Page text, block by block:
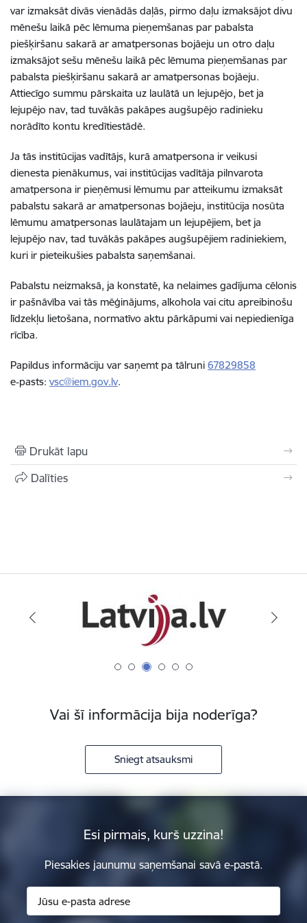
var izmaksāt divās vienādās daļās, pirmo daļu izmaksājot divu
mēnešu laikā pēc lēmuma pieņemšanas par pabalsta
piešķiršanu sakarā ar amatpersonas bojāeju un otro daļu
izmaksājot sešu mēnešu laikā pēc lēmuma pieņemšanas par
pabalsta piešķiršanu sakarā ar amatpersonas bojāeju.
Attiecīgo summu pārskaita uz laulātā un lejupējo, bet ja
lejupējo nav, tad tuvākās pakāpes augšupējo radinieku
norādīto kontu kredītiestādē.
Ja tās institūcijas vadītājs, kurā amatpersona ir veikusi
dienesta pienākumus, vai institūcijas vadītāja pilnvarota
amatpersona ir pieņēmusi lēmumu par atteikumu izmaksāt
pabalstu sakarā ar amatpersonas bojāeju, institūcija nosūta
lēmumu amatpersonas laulātajam un lejupējiem, bet ja
lejupējo nav, tad tuvākās pakāpes augšupējiem radiniekiem,
kuri ir pieteikušies pabalsta saņemšanai.
Pabalstu neizmaksā, ja konstatē, ka nelaimes gadījuma cēlonis
ir pašnāvība vai tās mēģinājums, alkohola vai citu apreibinošu
līdzekļu lietošana, normatīvo aktu pārkāpumi vai nepiedienīga
rīcība.
Papildus informāciju var saņemt pa tālruni 67829858
e‑pasts: vsc@iem.gov.lv.
Drukāt lapu
Dalīties
Vai šī informācija bija noderīga?
Sniegt atsauksmi
Esi pirmais, kurš uzzina!
Piesakies jaunumu saņemšanai savā e-pastā.